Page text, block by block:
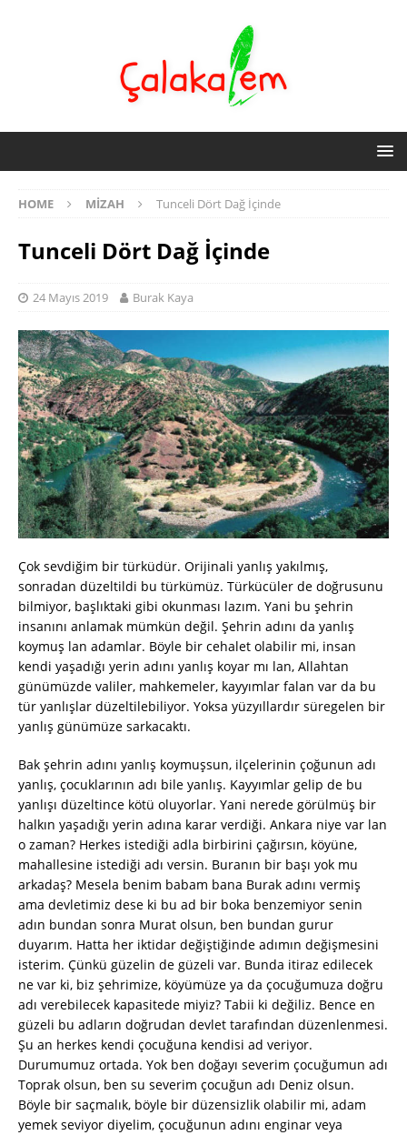
HOME MIZAH Tunceli Dört Dağ İçinde
Tunceli Dört Dağ İçinde
24 Mayıs 2019 Burak Kaya
Çok sevdiğim bir türküdür. Orijinali yanlış yakılmış,
sonradan düzeltildi bu türkümüz. Türkücüler de doğrusunu
bilmiyor, başlıktaki gibi okunması lazım. Yani bu şehrin
insanını anlamak mümkün değil. Şehrin adını da yanlış
koymuş lan adamlar. Böyle bir cehalet olabilir mi, insan
kendi yaşadığı yerin adını yanlış koyar mı lan, Allahtan
günümüzde valiler, mahkemeler, kayyımlar falan var da bu
tür yanlışlar düzeltilebiliyor. Yoksa yüzyıllardır süregelen bir
yanlış günümüze sarkacaktı.
Bak şehrin adını yanlış koymuşsun, ilçelerinin çoğunun adı
yanlış, çocuklarının adı bile yanlış. Kayyımlar gelip de bu
yanlışı düzeltince kötü oluyorlar. Yani nerede görülmüş bir
halkın yaşadığı yerin adına karar verdiği. Ankara niye var lan
o zaman? Herkes istediği adla birbirini çağırsın, köyüne,
mahallesine istediği adı versin. Buranın bir başı yok mu
arkadaş? Mesela benim babam bana Burak adını vermiş
ama devletimiz dese ki bu ad bir boka benzemiyor senin
adın bundan sonra Murat olsun, ben bundan gurur
duyarım. Hatta her iktidar değiştiğinde adımın değişmesini
isterim. Çünkü güzelin de güzeli var. Bunda itiraz edilecek
ne var ki, biz şehrimize, köyümüze ya da çocuğumuza doğru
adı verebilecek kapasitede miyiz? Tabii ki değiliz. Bence en
güzeli bu adların doğrudan devlet tarafından düzenlenmesi.
Şu an herkes kendi çocuğuna kendisi ad veriyor.
Durumumuz ortada. Yok ben doğayı severim çocuğumun adı
Toprak olsun, ben su severim çocuğun adı Deniz olsun.
Böyle bir saçmalık, böyle bir düzensizlik olabilir mi, adam
yemek seviyor diyelim, çocuğunun adını enginar veya